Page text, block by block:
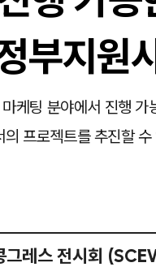
부지원
케팅 분야에서 진행
프로젝트를 추진할
레스 전시회